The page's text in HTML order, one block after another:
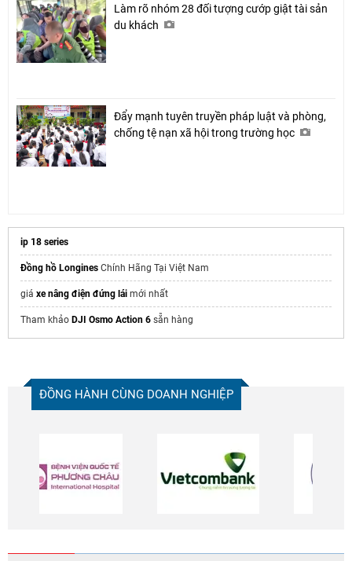
Làm rõ nhóm 28 đối tượng cướp giật tài sản
du khách
Đẩy mạnh tuyên truyền pháp luật và phòng,
chống tệ nạn xã hội trong trường học
ip 18 series
Đồng hồ Longines Chính Hãng Tại Việt Nam
giá xe nâng điện đứng lái mới nhất
Tham khảo DJI Osmo Action 6 sẵn hàng
ĐỒNG HÀNH CÙNG DOANH NGHIỆP